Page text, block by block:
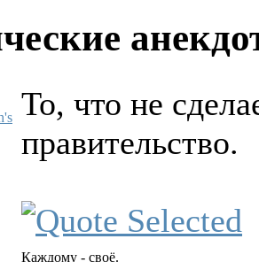
То, что не
правительство.
Каждому - своё.